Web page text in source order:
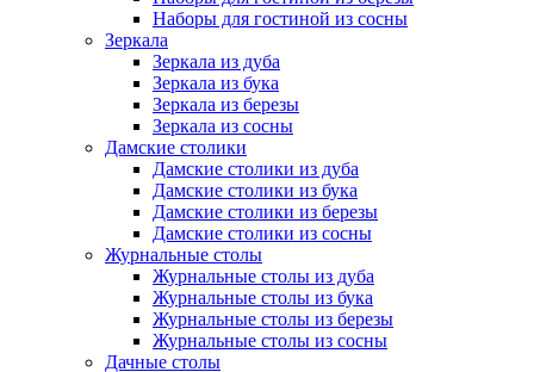
Наборы для гостиной из сосны
Зеркала
Зеркала из дуба
Зеркала из бука
Зеркала из березы
Зеркала из сосны
Дамские столики
Дамские столики из дуба
Дамские столики из бука
Дамские столики из березы
Дамские столики из сосны
Журнальные столы
Журнальные столы из дуба
Журнальные столы из бука
Журнальные столы из березы
Журнальные столы из сосны
Дачные столы